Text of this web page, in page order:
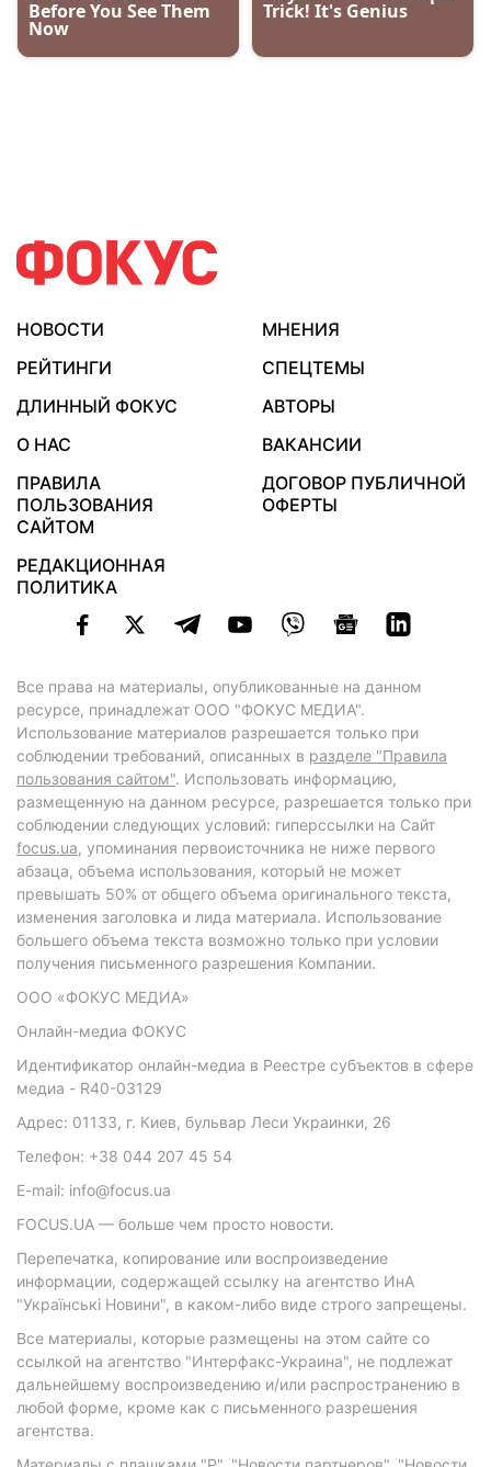
НОВОСТИ
МНЕНИЯ
РЕЙТИНГИ
СПЕЦТЕМЫ
ДЛИННЫЙ ФОКУС
АВТОРЫ
О НАС
ВАКАНСИИ
ПРАВИЛА
ПОЛЬЗОВАНИЯ
САЙТОМ
ДОГОВОР ПУБЛИЧНОЙ
ОФЕРТЫ
РЕДАКЦИОННАЯ
ПОЛИТИКА
Все права на материалы, опубликованные на данном
ресурсе, принадлежат ООО "ФОКУС МЕДИА".
Использование материалов разрешается только при
соблюдении требований, описанных в разделе "Правила
пользования сайтом". Использовать информацию,
размещенную на данном ресурсе, разрешается только при
соблюдении следующих условий: гиперссылки на Сайт
focus.ua, упоминания первоисточника не ниже первого
абзаца, объема использования, который не может
превышать 50% от общего объема оригинального текста,
изменения заголовка и лида материала. Использование
большего объема текста возможно только при условии
получения письменного разрешения Компании.
ООО «ФОКУС МЕДИА»
Онлайн-медиа ФОКУС
Идентификатор онлайн-медиа в Реестре субъектов в сфере
медиа - R40-03129
Адрес: 01133, г. Киев, бульвар Леси Украинки, 26
Телефон: +38 044 207 45 54
E-mail: info@focus.ua
FOCUS.UA — больше чем просто новости.
Перепечатка, копирование или воспроизведение
информации, содержащей ссылку на агентство ИнА
"Українські Новини", в каком-либо виде строго запрещены.
Все материалы, которые размещены на этом сайте со
ссылкой на агентство "Интерфакс-Украина", не подлежат
дальнейшему воспроизведению и/или распространению в
любой форме, кроме как с письменного разрешения
агентства.